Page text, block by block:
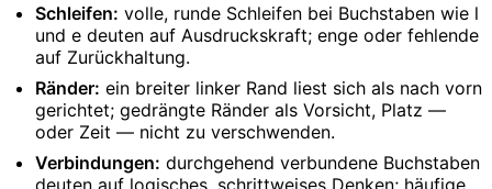
Schleifen: volle, runde Schleifen bei Buchstaben wie l
und e deuten auf Ausdruckskraft; enge oder fehlende
auf Zurückhaltung.
Ränder: ein breiter linker Rand liest sich als nach vorn
gerichtet; gedrängte Ränder als Vorsicht, Platz —
oder Zeit — nicht zu verschwenden.
Verbindungen: durchgehend verbundene Buchstaben
deuten auf logisches, schrittweises Denken; häufige